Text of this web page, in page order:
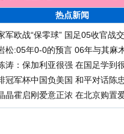
热点新闻
军欧战“保零球” 国足05收官战
松:05年0-0的预言 06年与其麻
涛：保加利亚很强 在国足学到
冠军杯中国负美国 和平对话陈
晶霍启刚爱意正浓 在北京购置